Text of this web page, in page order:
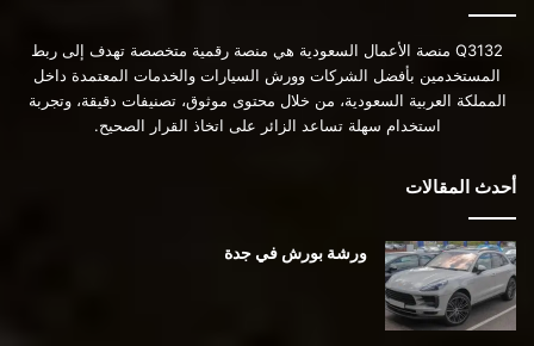
Q3132 منصة الأعمال السعودية هي منصة رقمية متخصصة تهدف إلى ربط
المستخدمين بأفضل الشركات وورش السيارات والخدمات المعتمدة داخل
المملكة العربية السعودية، من خلال محتوى موثوق، تصنيفات دقيقة، وتجربة
استخدام سهلة تساعد الزائر على اتخاذ القرار الصحيح.
أحدث المقالات
ورشة بورش في جدة